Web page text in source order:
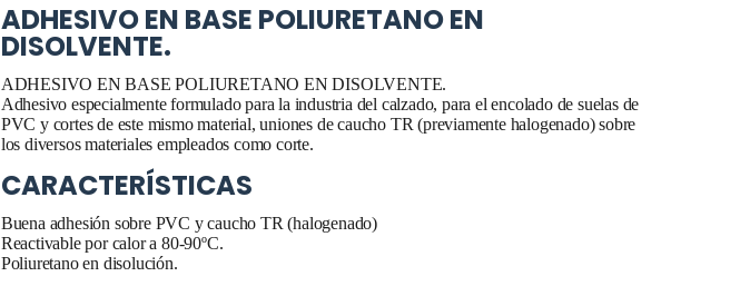
ADHESIVO EN BASE POLIURETANO EN
DISOLVENTE.
ADHESIVO EN BASE POLIURETANO EN DISOLVENTE.
Adhesivo especialmente formulado para la industria del calzado, para el encolado de suelas de
PVC y cortes de este mismo material, uniones de caucho TR (previamente halogenado) sobre
los diversos materiales empleados como corte.
CARACTERÍSTICAS
Buena adhesión sobre PVC y caucho TR (halogenado)
Reactivable por calor a 80-90ºC.
Poliuretano en disolución.